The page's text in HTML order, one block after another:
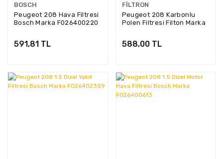
BOSCH
Peugeot 208 Hava Filtresi
Bosch Marka F026400220
591,81 TL
FILTRON
Peugeot 208 Karbonlu
Polen Filtresi Filton Marka
588,00 TL